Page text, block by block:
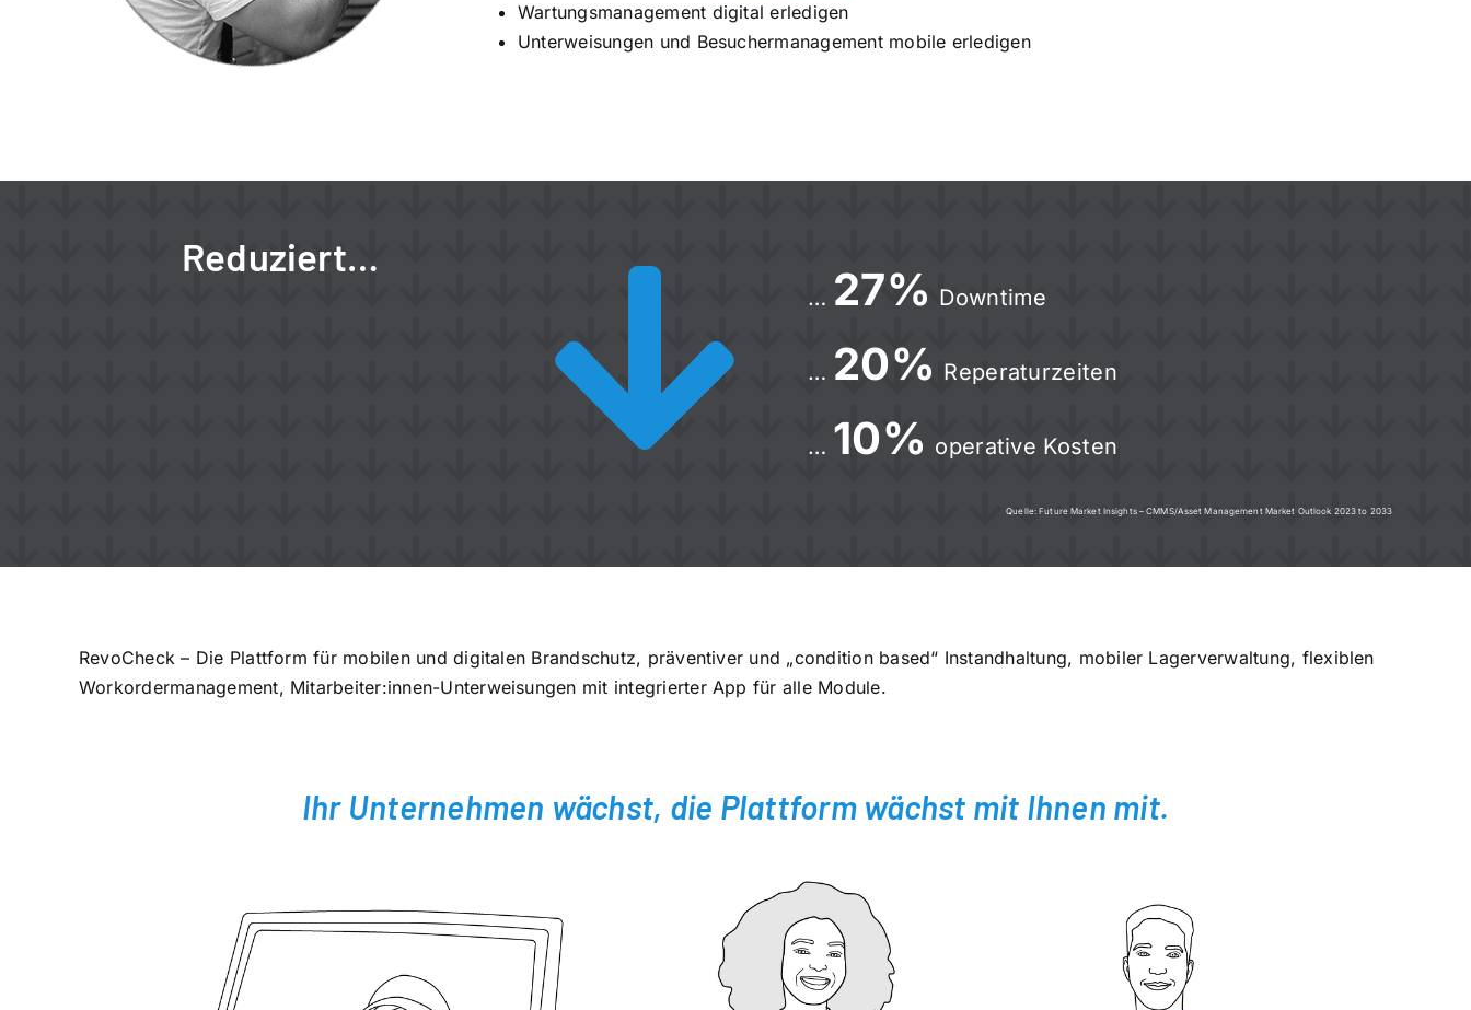
Wartungsmanagement digital erledigen
Unterweisungen und Besuchermanagement mobile erledigen
Reduziert…
… 27% Downtime
… 20% Reperaturzeiten
… 10% operative Kosten
Quelle: Future Market Insights – CMMS/Asset Management Market Outlook 2023 to 2033
RevoCheck – Die Plattform für mobilen und digitalen Brandschutz, präventiver und „condition based“ Instandhaltung, mobiler Lagerverwaltung, flexiblen
Workordermanagement, Mitarbeiter:innen-Unterweisungen mit integrierter App für alle Module.
Ihr Unternehmen wächst, die Plattform wächst mit Ihnen mit.